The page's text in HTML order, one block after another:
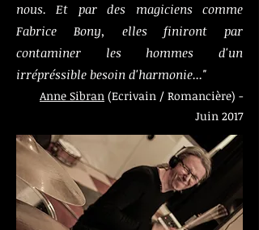
nous. Et par des magiciens comme
Fabrice Bony, elles finiront par
contaminer les hommes d'un
irrépréssible besoin d'harmonie..."
Anne Sibran (Ecrivain / Romancière) -
Juin 2017